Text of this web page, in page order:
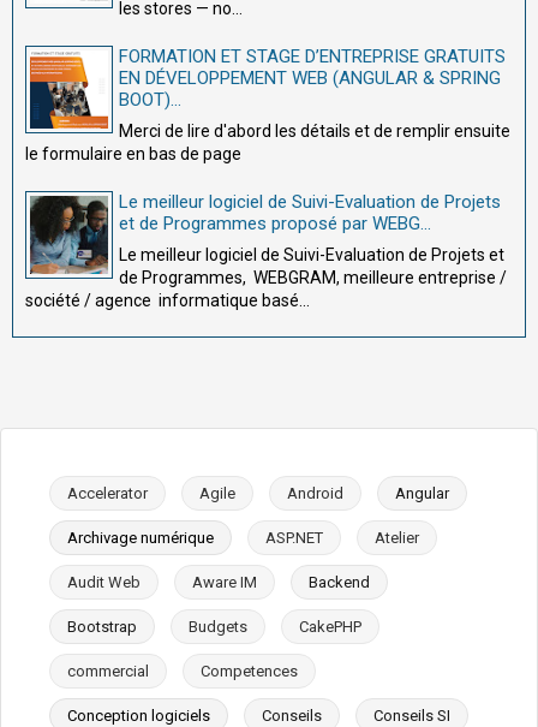
les stores — no...
FORMATION ET STAGE D’ENTREPRISE GRATUITS
EN DÉVELOPPEMENT WEB (ANGULAR & SPRING
BOOT)...
Merci de lire d'abord les détails et de remplir ensuite
le formulaire en bas de page
Le meilleur logiciel de Suivi-Evaluation de Projets
et de Programmes proposé par WEBG...
Le meilleur logiciel de Suivi-Evaluation de Projets et
de Programmes, WEBGRAM, meilleure entreprise /
société / agence informatique basé...
Accelerator Agile Android Angular
Archivage numérique ASP.NET Atelier
Audit Web Aware IM Backend
Bootstrap Budgets CakePHP
commercial Competences
Conception logiciels Conseils Conseils SI